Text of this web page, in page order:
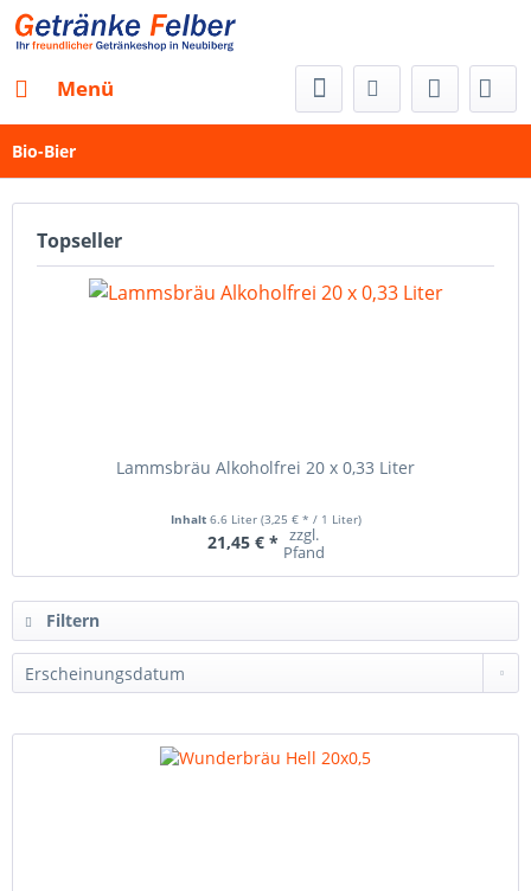
Menü
Bio-Bier
Topseller
Lammsbräu Alkoholfrei 20 x 0,33 Liter
Inhalt 6.6 Liter (3,25 € * / 1 Liter)
21,45 € * zzgl.
Pfand
Filtern